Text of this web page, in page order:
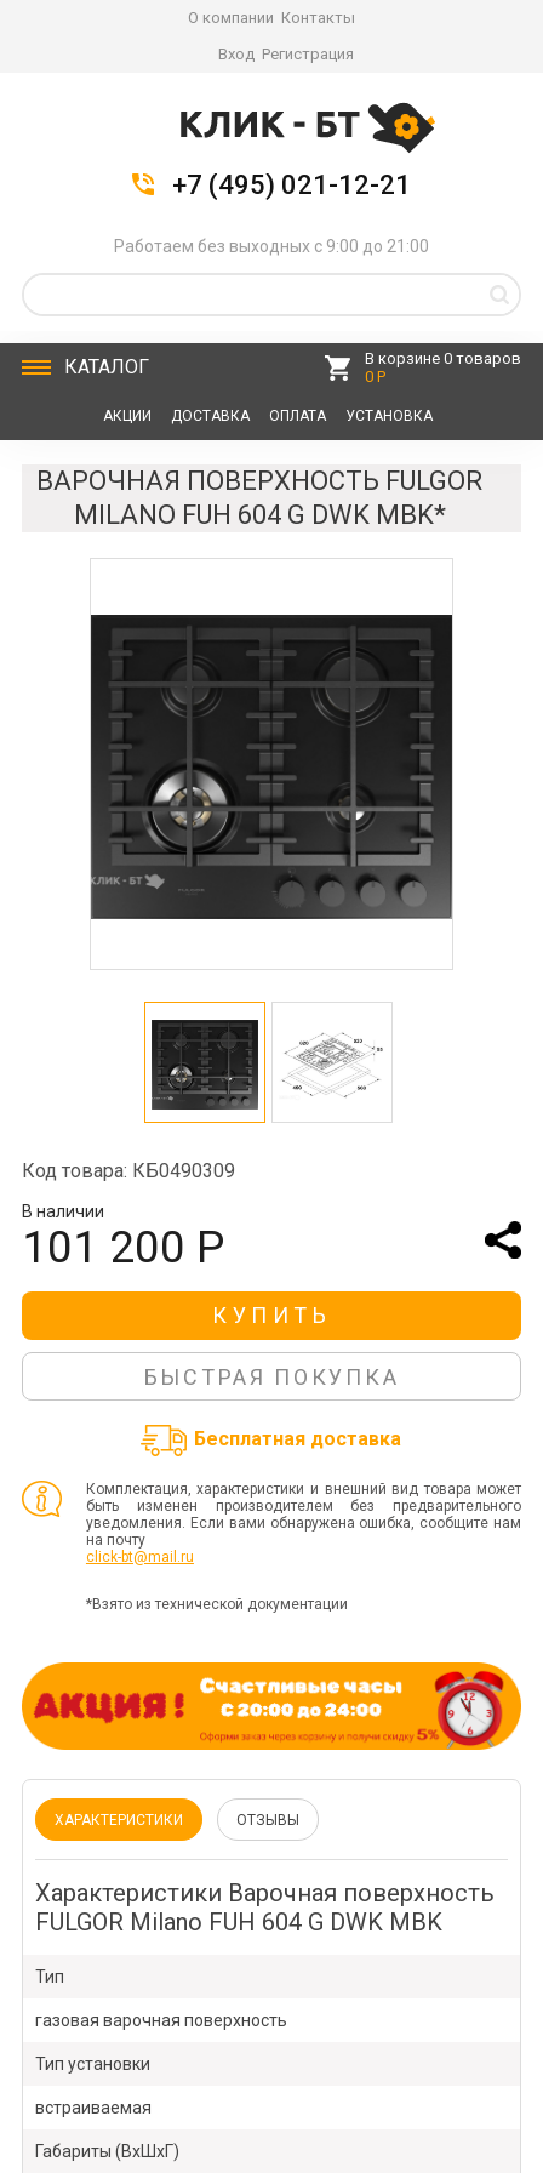
О компании Контакты
Вход Регистрация
+7 (495) 021-12-21
Работаем без выходных с 9:00 до 21:00
КАТАЛОГ
В корзине 0 товаров
0 Р
АКЦИИ ДОСТАВКА ОПЛАТА УСТАНОВКА
ВАРОЧНАЯ ПОВЕРХНОСТЬ FULGOR
MILANO FUH 604 G DWK MBK*
Код товара: КБ0490309
В наличии
101 200 Р
КУПИТЬ
БЫСТРАЯ ПОКУПКА
Бесплатная доставка
Комплектация, характеристики и внешний вид товара может
быть изменен производителем без предварительного
уведомления. Если вами обнаружена ошибка, сообщите нам
на почту
click-bt@mail.ru
*Взято из технической документации
ХАРАКТЕРИСТИКИ ОТЗЫВЫ
Характеристики Варочная поверхность
FULGOR Milano FUH 604 G DWK MBK
Тип
газовая варочная поверхность
Тип установки
встраиваемая
Габариты (ВхШхГ)